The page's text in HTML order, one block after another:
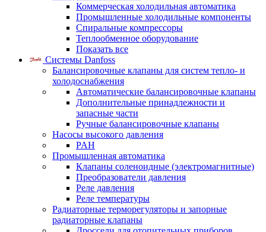
Коммерческая холодильная автоматика
Промышленные холодильные компоненты
Спиральные компрессоры
Теплообменное оборудование
Показать все
Системы Danfoss
Балансировочные клапаны для систем тепло- и
холодоснабжения
Автоматические балансировочные клапаны
Дополнительные принадлежности и
запасные части
Ручные балансировочные клапаны
Насосы высокого давления
PAH
Промышленная автоматика
Клапаны соленоидные (электромагнитные)
Преобразователи давления
Реле давления
Реле температуры
Радиаторные терморегуляторы и запорные
радиаторные клапаны